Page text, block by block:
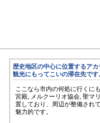
歴史地区の中心に位置するア
観光にもってこいの滞在先です
ここなら市内の何処に行くに
宮殿, メルクーリオ協会, 聖マ
置しており、周辺が整備され
魅力的です。